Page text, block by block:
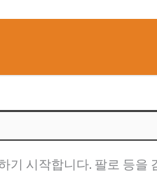
기 시작합니다. 팔로 등을